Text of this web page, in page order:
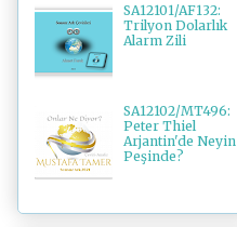
SA12101/AF132:
Trilyon Dolarlık
Alarm Zili
SA12102/MT496:
Peter Thiel
Arjantin'de Neyin
Peşinde?